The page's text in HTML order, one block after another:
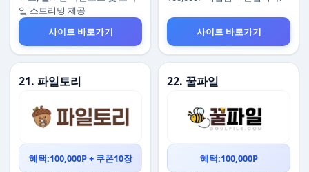
일 스트리밍 제공
사이트 바로가기
사이트 바로가기
21. 파일토리
혜택:100,000P + 쿠폰10장
22. 꿀파일
혜택:100,000P